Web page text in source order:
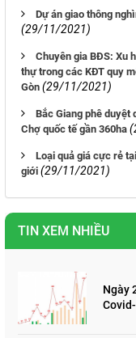
Dự án giao thông
(29/11/2021)
Chuyên gia BĐS: Xu
thự trong các KĐT quy
Gòn (29/11/2021)
Bắc Giang phê duyệt
Chợ quốc tế gần 360ha
Loại quả giá cực rẻ
giới (29/11/2021)
TIN XEM NHIỀU
Ngày